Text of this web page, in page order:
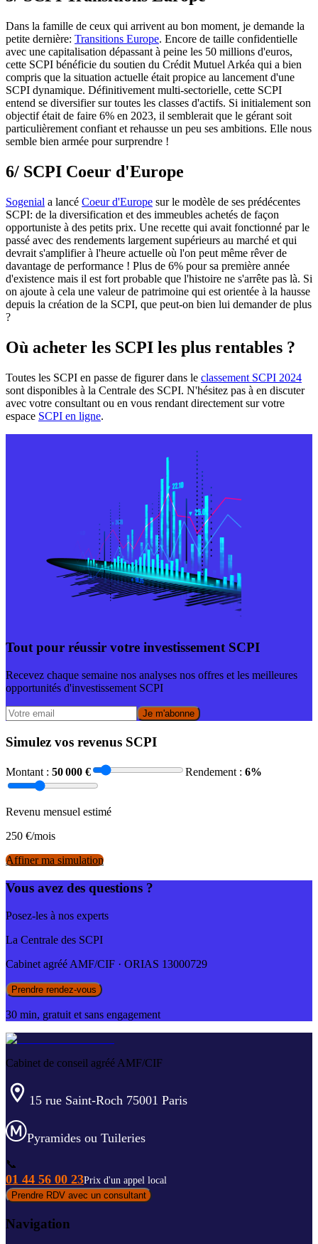
Dans la famille de ceux qui arrivent au bon moment, je demande la
petite dernière: Transitions Europe. Encore de taille confidentielle
avec une capitalisation dépassant à peine les 50 millions d'euros,
cette SCPI bénéficie du soutien du Crédit Mutuel Arkéa qui a bien
compris que la situation actuelle était propice au lancement d'une
SCPI dynamique. Définitivement multi-sectorielle, cette SCPI
entend se diversifier sur toutes les classes d'actifs. Si initialement son
objectif était de faire 6% en 2023, il semblerait que le gérant soit
particulièrement confiant et rehausse un peu ses ambitions. Elle nous
semble bien armée pour surprendre !
6/ SCPI Coeur d'Europe
Sogenial a lancé Coeur d'Europe sur le modèle de ses prédécentes
SCPI: de la diversification et des immeubles achetés de façon
opportuniste à des petits prix. Une recette qui avait fonctionné par le
passé avec des rendements largement supérieurs au marché et qui
devrait s'amplifier à l'heure actuelle où l'on peut même rêver de
davantage de performance ! Plus de 6% pour sa première année
d'existence mais il est fort probable que l'histoire ne s'arrête pas là. Si
on ajoute à cela une valeur de patrimoine qui est orientée à la hausse
depuis la création de la SCPI, que peut-on bien lui demander de plus
?
Où acheter les SCPI les plus rentables ?
Toutes les SCPI en passe de figurer dans le classement SCPI 2024
sont disponibles à la Centrale des SCPI. N'hésitez pas à en discuter
avec votre consultant ou en vous rendant directement sur votre
espace SCPI en ligne.
Tout pour réussir votre investissement SCPI
Recevez chaque semaine nos analyses nos offres et les meilleures
opportunités d'investissement SCPI
Je m'abonne
Simulez vos revenus SCPI
Montant : 50 000 € Rendement : 6%
Revenu mensuel estimé
250 €/mois
Affiner ma simulation
Vous avez des questions ?
Posez-les à nos experts
La Centrale des SCPI
Cabinet agréé AMF/CIF · ORIAS 13000729
Prendre rendez-vous
30 min, gratuit et sans engagement
Cabinet de conseil agréé AMF/CIF
15 rue Saint-Roch 75001 Paris
Pyramides ou Tuileries
📞
01 44 56 00 23Prix d'un appel local
Prendre RDV avec un consultant
Navigation